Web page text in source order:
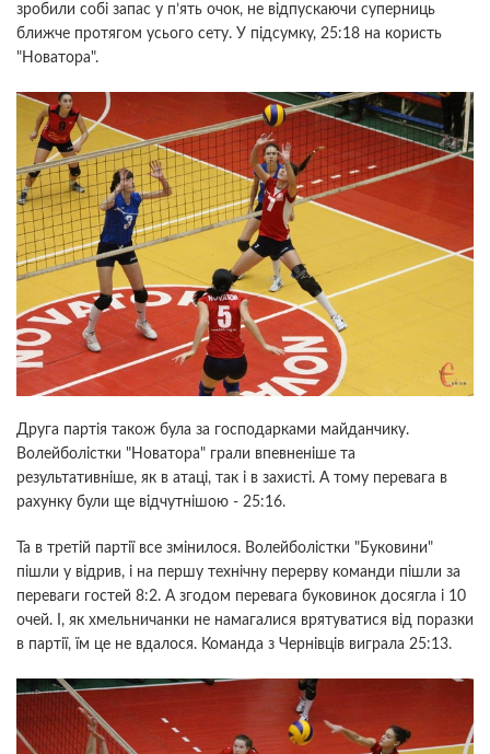
зробили собі запас у п’ять очок, не відпускаючи суперниць
ближче протягом усього сету. У підсумку, 25:18 на користь
"Новатора".
Друга партія також була за господарками майданчику.
Волейболістки "Новатора" грали впевненіше та
результативніше, як в атаці, так і в захисті. А тому перевага в
рахунку були ще відчутнішою - 25:16.
Та в третій партії все змінилося. Волейболістки "Буковини"
пішли у відрив, і на першу технічну перерву команди пішли за
переваги гостей 8:2. А згодом перевага буковинок досягла і 10
очей. І, як хмельничанки не намагалися врятуватися від поразки
в партії, їм це не вдалося. Команда з Чернівців виграла 25:13.